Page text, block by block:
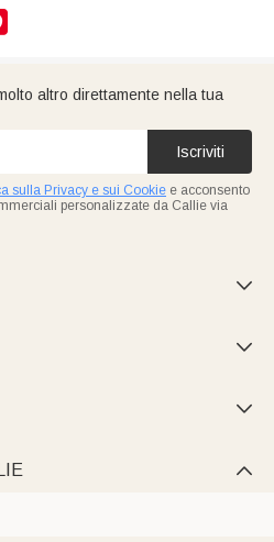
altro direttamente nella tua
Iscriviti
sulla Privacy e sui Cookie e acconsento
personalizzate da Callie via



